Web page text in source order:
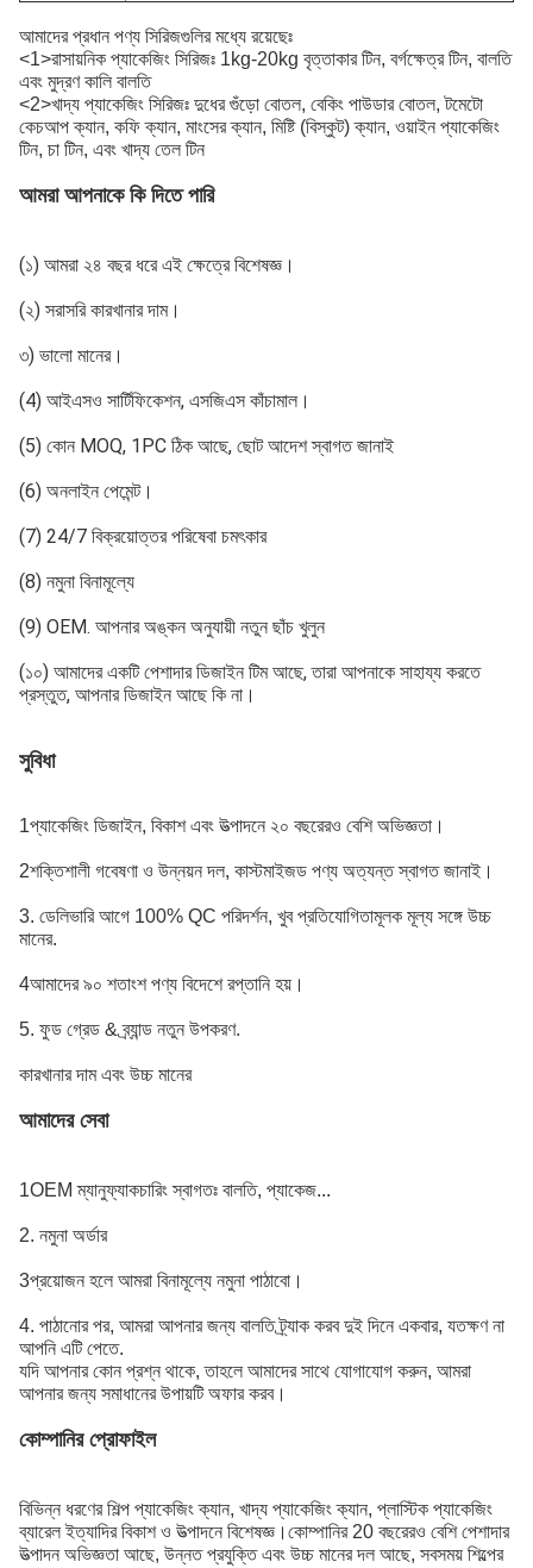
আমাদের প্রধান পণ্য সিরিজগুলির মধ্যে রয়েছেঃ
<1>রাসায়নিক প্যাকেজিং সিরিজঃ 1kg-20kg বৃত্তাকার টিন, বর্গক্ষেত্র টিন, বালতি
এবং মুদ্রণ কালি বালতি
<2>খাদ্য প্যাকেজিং সিরিজঃ দুধের গুঁড়ো বোতল, বেকিং পাউডার বোতল, টমেটো
কেচআপ ক্যান, কফি ক্যান, মাংসের ক্যান, মিষ্টি (বিস্কুট) ক্যান, ওয়াইন প্যাকেজিং
টিন, চা টিন, এবং খাদ্য তেল টিন
আমরা আপনাকে কি দিতে পারি
(১) আমরা ২৪ বছর ধরে এই ক্ষেত্রে বিশেষজ্ঞ।
(২) সরাসরি কারখানার দাম।
৩) ভালো মানের।
(4) আইএসও সার্টিফিকেশন, এসজিএস কাঁচামাল।
(5) কোন MOQ, 1PC ঠিক আছে, ছোট আদেশ স্বাগত জানাই
(6) অনলাইন পেমেন্ট।
(7) 24/7 বিক্রয়োত্তর পরিষেবা চমৎকার
(8) নমুনা বিনামূল্যে
(9) OEM. আপনার অঙ্কন অনুযায়ী নতুন ছাঁচ খুলুন
(১০) আমাদের একটি পেশাদার ডিজাইন টিম আছে, তারা আপনাকে সাহায্য করতে
প্রস্তুত, আপনার ডিজাইন আছে কি না।
সুবিধা
1প্যাকেজিং ডিজাইন, বিকাশ এবং উত্পাদনে ২০ বছরেরও বেশি অভিজ্ঞতা।
2শক্তিশালী গবেষণা ও উন্নয়ন দল, কাস্টমাইজড পণ্য অত্যন্ত স্বাগত জানাই।
3. ডেলিভারি আগে 100% QC পরিদর্শন, খুব প্রতিযোগিতামূলক মূল্য সঙ্গে উচ্চ
মানের.
4আমাদের ৯০ শতাংশ পণ্য বিদেশে রপ্তানি হয়।
5. ফুড গ্রেড & ব্র্যান্ড নতুন উপকরণ.
কারখানার দাম এবং উচ্চ মানের
আমাদের সেবা
1OEM ম্যানুফ্যাকচারিং স্বাগতঃ বালতি, প্যাকেজ...
2. নমুনা অর্ডার
3প্রয়োজন হলে আমরা বিনামূল্যে নমুনা পাঠাবো।
4. পাঠানোর পর, আমরা আপনার জন্য বালতি ট্র্যাক করব দুই দিনে একবার, যতক্ষণ না
আপনি এটি পেতে.
যদি আপনার কোন প্রশ্ন থাকে, তাহলে আমাদের সাথে যোগাযোগ করুন, আমরা
আপনার জন্য সমাধানের উপায়টি অফার করব।
কোম্পানির প্রোফাইল
বিভিন্ন ধরণের শিল্প প্যাকেজিং ক্যান, খাদ্য প্যাকেজিং ক্যান, প্লাস্টিক প্যাকেজিং
ব্যারেল ইত্যাদির বিকাশ ও উত্পাদনে বিশেষজ্ঞ।কোম্পানির 20 বছরেরও বেশি পেশাদার
উত্পাদন অভিজ্ঞতা আছে, উন্নত প্রযুক্তি এবং উচ্চ মানের দল আছে, সবসময় শিল্পের